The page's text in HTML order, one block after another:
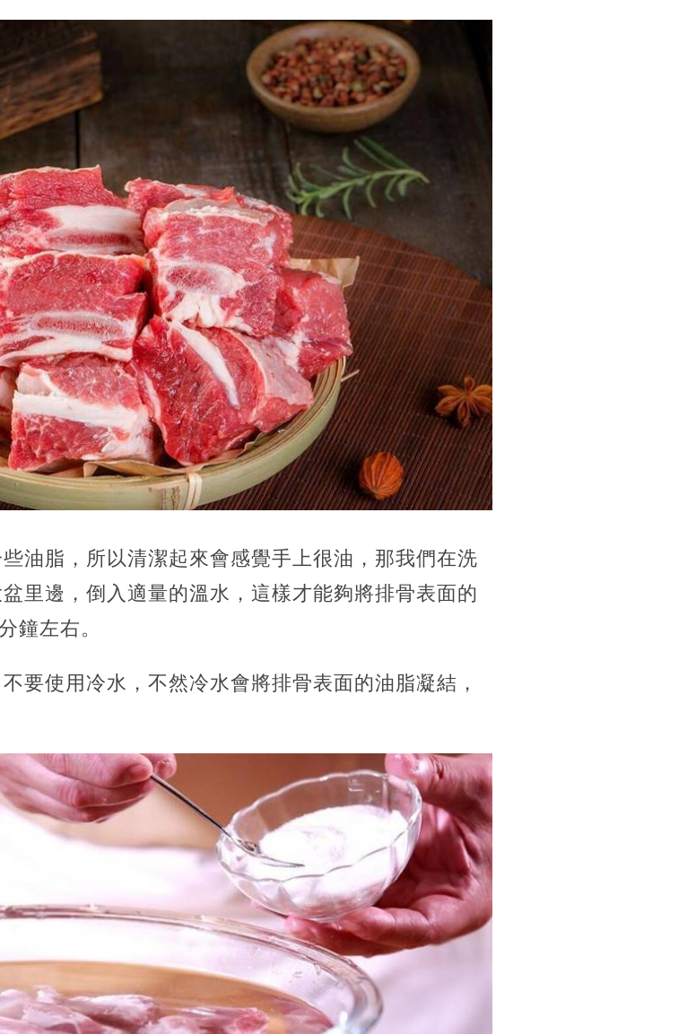
油脂，所以清潔起來會感覺手上很油，那我們在洗
里邊，倒入適量的溫水，這樣才能夠將排骨表面的
鐘左右。
要使用冷水，不然冷水會將排骨表面的油脂凝結，